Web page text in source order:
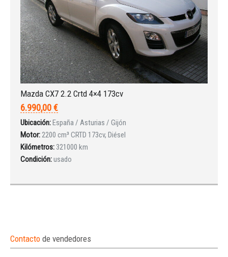
Mazda CX7 2.2 Crtd 4×4 173cv
6.990,00 €
Ubicación:España / Asturias / Gijón
Motor:2200 cm³ CRTD 173cv, Diésel
Kilómetros: 321000 km
Condición:usado
Contacto de vendedores